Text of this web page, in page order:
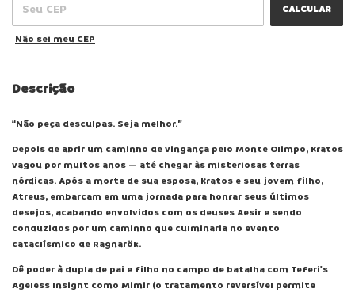
CALCULAR
Não sei meu CEP
Descrição
“Não peça desculpas. Seja melhor.”
Depois de abrir um caminho de vingança pelo Monte Olimpo, Kratos
vagou por muitos anos — até chegar às misteriosas terras
nórdicas. Após a morte de sua esposa, Kratos e seu jovem filho,
Atreus, embarcam em uma jornada para honrar seus últimos
desejos, acabando envolvidos com os deuses Aesir e sendo
conduzidos por um caminho que culminaria no evento
cataclísmico de Ragnarök.
Dê poder à dupla de pai e filho no campo de batalha com Teferi's
Ageless Insight como Mimir (o tratamento reversível permite